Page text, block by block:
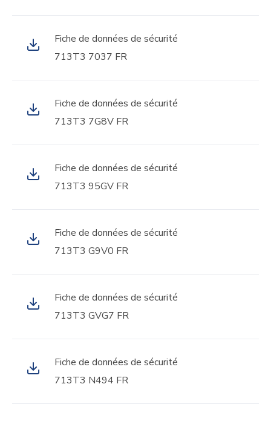
Fiche de données de sécurité
713T3 7037 FR
Fiche de données de sécurité
713T3 7G8V FR
Fiche de données de sécurité
713T3 95GV FR
Fiche de données de sécurité
713T3 G9V0 FR
Fiche de données de sécurité
713T3 GVG7 FR
Fiche de données de sécurité
713T3 N494 FR